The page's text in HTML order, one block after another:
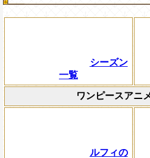
シーズン
一覧
ワンピースアニ
ルフィの